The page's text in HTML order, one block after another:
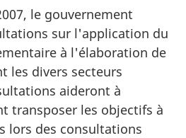
le gouvernement
sur l'application du
à l'élaboration de
les divers secteurs
aideront à
transposer les objectifs à
lors des consultations